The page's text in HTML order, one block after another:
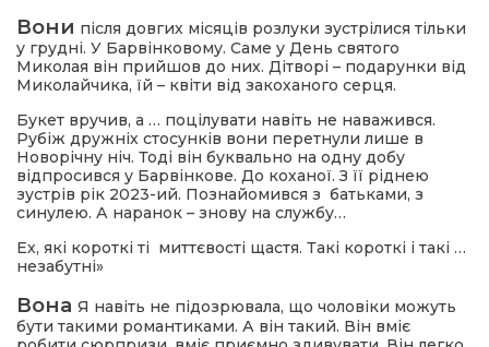
Вони після довгих місяців розлуки зустрілися тільки
у грудні. У Барвінковому. Саме у День святого
Миколая він прийшов до них. Дітворі – подарунки від
Миколайчика, їй – квіти від закоханого серця.
Букет вручив, а … поцілувати навіть не наважився.
Рубіж дружніх стосунків вони перетнули лише в
Новорічну ніч. Тоді він буквально на одну добу
відпросився у Барвінкове. До коханої. З її ріднею
зустрів рік 2023-ий. Познайомився з батьками, з
синулею. А наранок – знову на службу…
Ех, які короткі ті миттєвості щастя. Такі короткі і такі …
незабутні»
Вона Я навіть не підозрювала, що чоловіки можуть
бути такими романтиками. А він такий. Він вміє